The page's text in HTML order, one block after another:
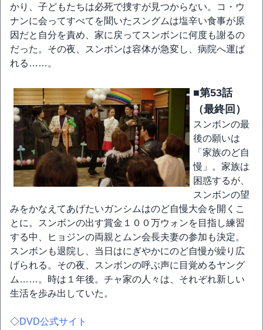
かり、子どもたちは必死で捜すが見つからない。コ・ウ
ナンに会ってすべてを聞いたスングムは塩辛い食事が原
因だと自分を責め、家に戻ってスンボンに何度も謝るの
だった。その夜、スンボンは容体が急変し、病院へ運ば
れる……。
■第53話
（最終回）
スンボンの最
後の願いは
「家族のど自
慢」。家族は
困惑するが、
スンボンの望
みをかなえてあげたいガンシムはのど自慢大会を開くこ
とに。スンボンの出す賞金１００万ウォンを目指し練習
する中、ヒョジンの両親とムン会長夫妻の参加も決定。
スンボンも退院し、当日はにぎやかにのど自慢が繰り広
げられる。その夜、スンボンの呼ぶ声に目覚めるヤング
ム……。時は１年後。チャ家の人々は、それぞれ新しい
生活を歩み出していた。
◇DVD公式サイト